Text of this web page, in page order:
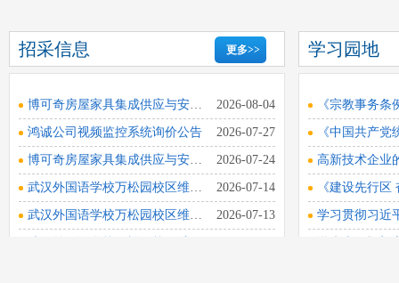
培训强技能，研讨
升 ——鸿诚咨询公
全生产月”系列专题
招采信息 更多>>
博可奇房屋家具集成供应与安装中选公示 2026-08-04
鸿诚公司视频监控系统询价公告 2026-07-27
博可奇房屋家具集成供应与安装公开竞选公告 2026-07-24
武汉外国语学校万松园校区维修项目造价技术劳务服务中... 2026-07-14
武汉外国语学校万松园校区维修项目学生宿舍结算审计造... 2026-07-13
学习园地
《宗教事务条